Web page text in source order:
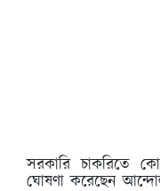
সরকারি চাকরিতে
ঘোষণা করেছেন